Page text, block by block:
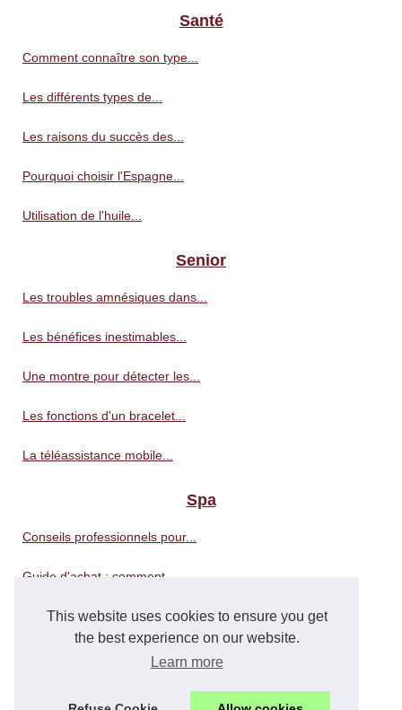
This website uses cookies to ensure you get
the best experience on our website.
Learn more
Santé
Comment connaître son type...
Les différents types de...
Les raisons du succès des...
Pourquoi choisir l'Espagne...
Utilisation de l'huile...
Senior
Les troubles amnésiques dans...
Les bénéfices inestimables...
Une montre pour détecter les...
Les fonctions d'un bracelet...
La téléassistance mobile...
Spa
Conseils professionnels pour...
Guide d'achat : comment...
Les Thermes Dax: experts en...
Tropic Spa : le numéro 1...